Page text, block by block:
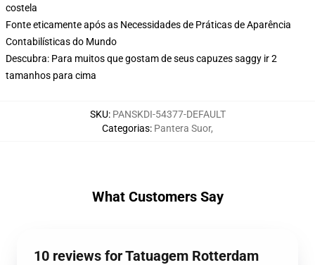
costela
Fonte eticamente após as Necessidades de Práticas de Aparência
Contabilísticas do Mundo
Descubra: Para muitos que gostam de seus capuzes saggy ir 2
tamanhos para cima
SKU: PANSKDI-54377-DEFAULT
Categorias: Pantera Suor,
What Customers Say
10 reviews for Tatuagem Rotterdam